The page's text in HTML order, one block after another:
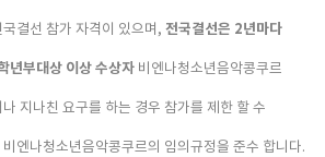
결선 참가 자격이 있으며, 전국결선은 2년마다
년부대상 이상 수상자비엔나청소년음악콩쿠르
지나친 요구를 하는 경우 참가를 제한 할 수
엔나청소년음악콩쿠르의 임의규정을 준수 합니다.